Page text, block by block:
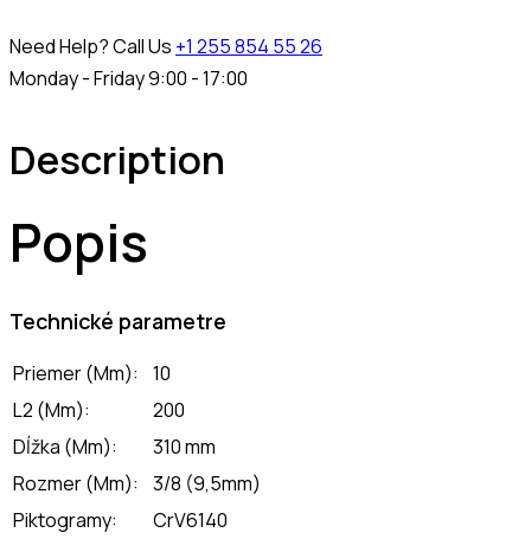
Need Help? Call Us +1 255 854 55 26
Monday - Friday 9:00 - 17:00
Description
Popis
Technické parametre
Priemer (Mm):
10
L2 (Mm):
200
Dĺžka (Mm):
310 mm
Rozmer (Mm):
3/8 (9,5mm)
Piktogramy:
CrV6140